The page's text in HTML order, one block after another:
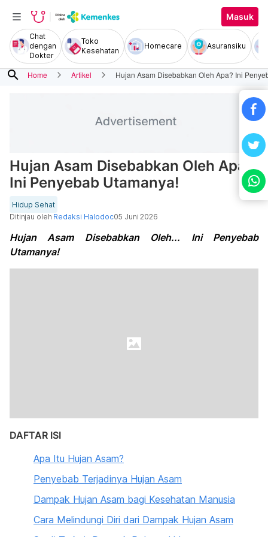
Masuk
Chat
dengan
Dokter
Toko
Kesehatan
Homecare Asuransiku
search Home Artikel Hujan Asam Disebabkan Oleh Apa? Ini
Hujan Asam Disebabkan Oleh Apa?
Ini Penyebab Utamanya!
Hidup Sehat
Ditinjau oleh Redaksi Halodoc05 Juni 2026
Hujan Asam Disebabkan Oleh... Ini Penyebab
Utamanya!
DAFTAR ISI
Apa Itu Hujan Asam?
Penyebab Terjadinya Hujan Asam
Dampak Hujan Asam bagi Kesehatan Manusia
Cara Melindungi Diri dari Dampak Hujan Asam